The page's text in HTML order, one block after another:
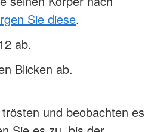
Sie diese.
ab.
Blicken ab.
und beobachten es